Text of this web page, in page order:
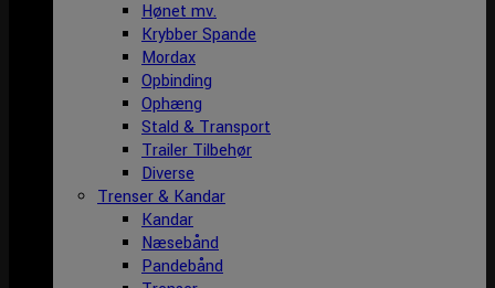
Hønet mv.
Krybber Spande
Mordax
Opbinding
Ophæng
Stald & Transport
Trailer Tilbehør
Diverse
Trenser & Kandar
Kandar
Næsebånd
Pandebånd